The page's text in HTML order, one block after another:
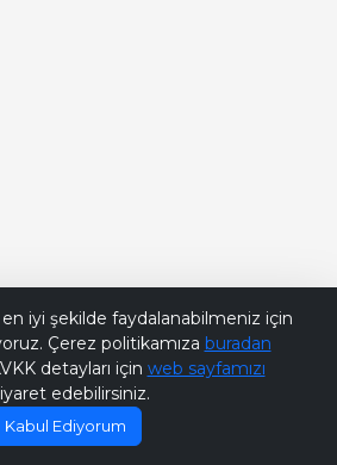
iyi şekilde faydalanabilmeniz için
Çerez politikamıza buradan
detayları için web sayfamızı
edebilirsiniz.
Kabul Ediyorum
Bana Soru Sor | Ask Me